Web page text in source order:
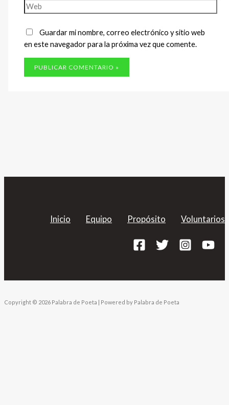
Web
Guardar mi nombre, correo electrónico y sitio web
en este navegador para la próxima vez que comente.
Inicio Equipo Propósito Voluntarios
Copyright © 2026 Palabra de Poeta | Powered by Palabra de Poeta